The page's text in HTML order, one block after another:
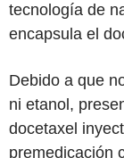
tecnología de
encapsula el
Debido a que
ni etanol,
docetaxel
premedicación